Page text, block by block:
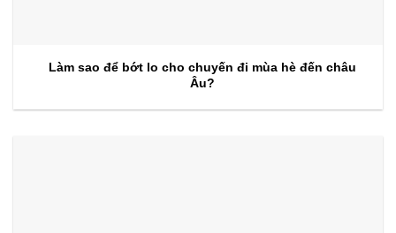
Làm sao để bớt lo cho chuyến đi mùa hè đến châu
Âu?